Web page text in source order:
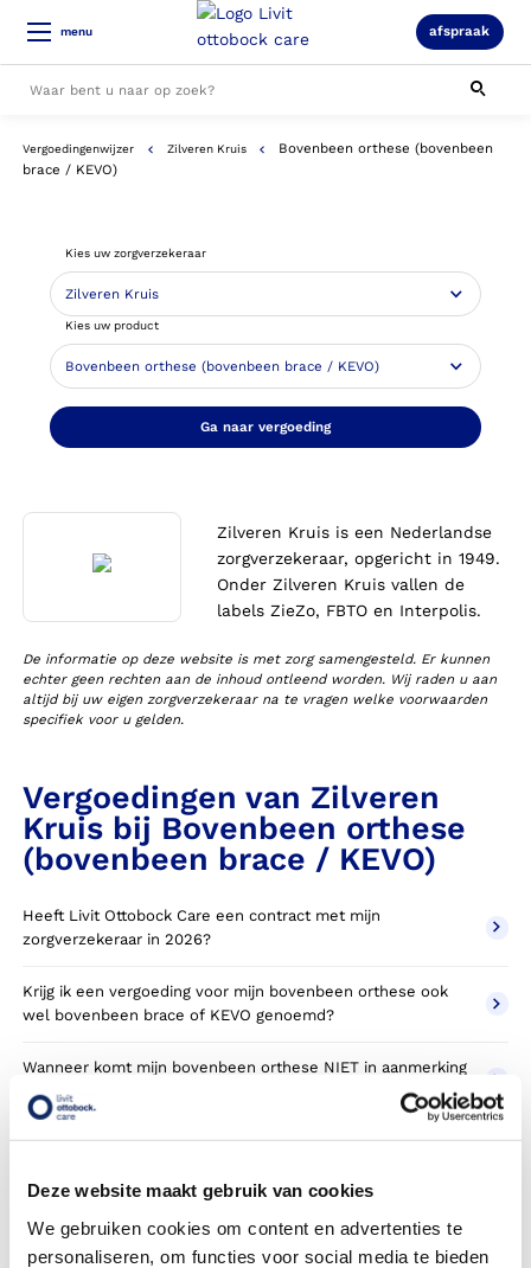
Deze website maakt gebruik van cookies
We gebruiken cookies om content en advertenties te
personaliseren, om functies voor social media te bieden
menu afspraak
Alle resultaten
Vergoedingenwijzer Zilveren Kruis
Bovenbeen orthese (bovenbeen
brace / KEVO)
Kies uw zorgverzekeraar
Kies uw product
Ga naar vergoeding
Zilveren Kruis is een Nederlandse
zorgverzekeraar, opgericht in 1949.
Onder Zilveren Kruis vallen de
labels ZieZo, FBTO en Interpolis.
De informatie op deze website is met zorg samengesteld. Er kunnen
echter geen rechten aan de inhoud ontleend worden. Wij raden u aan
altijd bij uw eigen zorgverzekeraar na te vragen welke voorwaarden
specifiek voor u gelden.
Vergoedingen van Zilveren
Kruis bij Bovenbeen orthese
(bovenbeen brace / KEVO)
Heeft Livit Ottobock Care een contract met mijn
zorgverzekeraar in 2026?
Krijg ik een vergoeding voor mijn bovenbeen orthese ook
wel bovenbeen brace of KEVO genoemd?
Wanneer komt mijn bovenbeen orthese NIET in aanmerking
voor vergoeding via mijn zorgverzekeraar?
Wordt mijn bovenbeen orthese vergoed uit de
Wordt mijn bovenbeen orthese vergoed vanuit een
aanvullende verzekering?